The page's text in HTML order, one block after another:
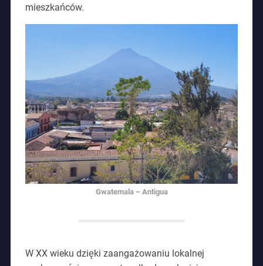
mieszkańców.
Gwatemala – Antigua
W XX wieku dzięki zaangażowaniu lokalnej